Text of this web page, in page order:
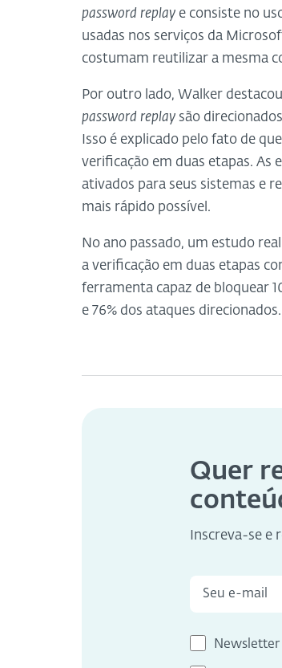
password replay e consiste no
usadas nos serviços da
costumam reutilizar a mesma
Por outro lado, Walker
password replay são
Isso é explicado pelo fato de
verificação em duas etapas. As
ativados para seus sistemas e
mais rápido possível.
No ano passado, um estudo
a verificação em duas etapas
ferramenta capaz de bloquear
e 76% dos ataques direcionados.
Quer
Inscreva-se e
Newsletter